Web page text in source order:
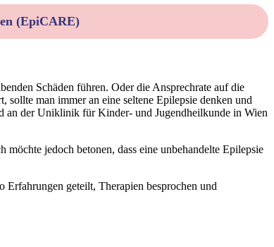
(EpiCARE)
Schäden führen. Oder die Ansprechrate auf die
sollte man immer an eine seltene Epilepsie denken und
an der Uniklinik für Kinder- und Jugendheilkunde in Wien
jedoch betonen, dass eine unbehandelte Epilepsie
Erfahrungen geteilt, Therapien besprochen und